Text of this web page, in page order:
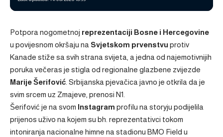
Potpora nogometnoj reprezentaciji Bosne i Hercegovine
u povijesnom okršaju na Svjetskom prvenstvu protiv
Kanade stiže sa svih strana svijeta, a jedna od najemotivnijih
poruka večeras je stigla od regionalne glazbene zvijezde
Marije Šerifović . Srbijanska pjevačica javno je otkrila da je
svim srcem uz Zmajeve, prenosi N1.
Šerifović je na svom Instagram profilu na storyju podijelila
prijenos uživo na kojem su bh. reprezentativci tokom
intoniranja nacionalne himne na stadionu BMO Field u